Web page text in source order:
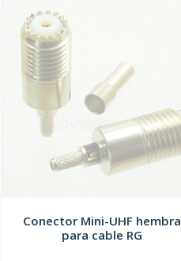
Conector Mini-UHF hembra
para cable RG